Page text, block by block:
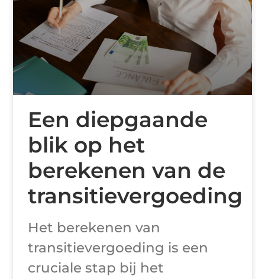
Een diepgaande
blik op het
berekenen van de
transitievergoeding
Het berekenen van
transitievergoeding is een
cruciale stap bij het